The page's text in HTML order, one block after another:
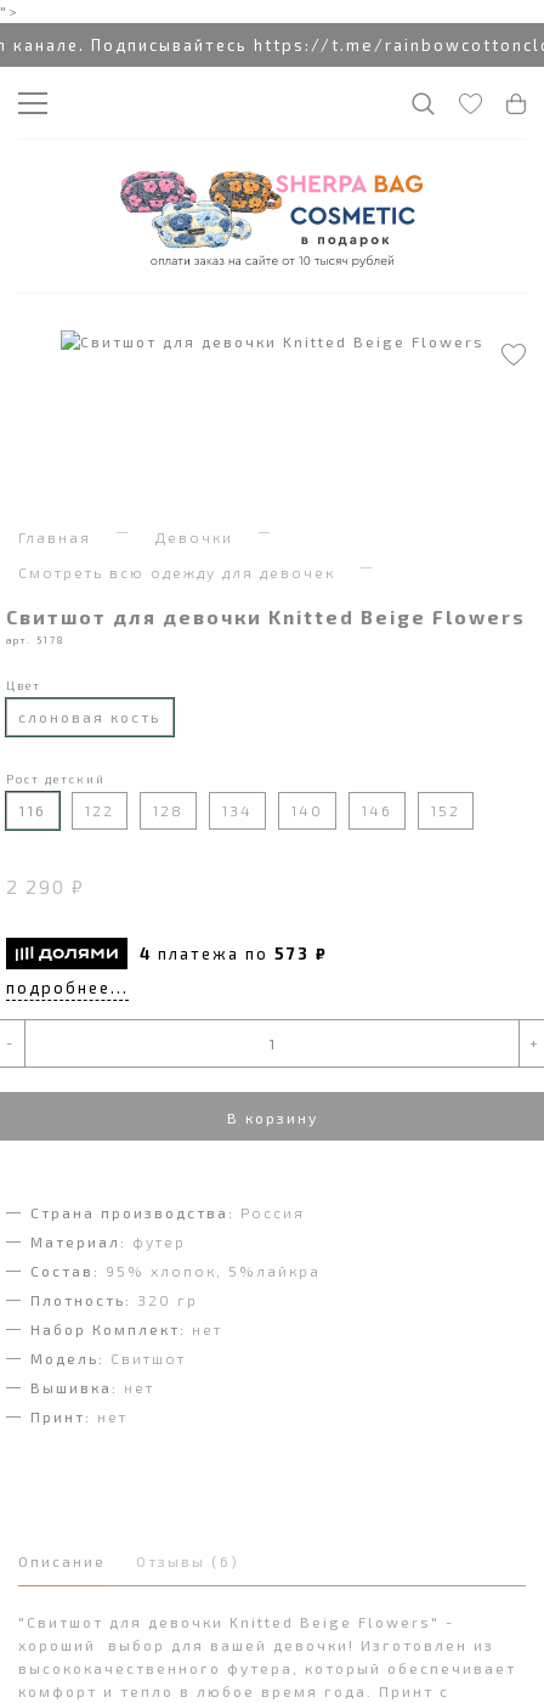
">
Подписывайтесь https://t.me/
Главная Девочки
Смотреть всю одежду для девочек
Свитшот для девочки Knitted Beige Flowers
арт. 5178
Цвет
слоновая кость
Рост детский
116 122 128 134 140 146 152
2 290 ₽
4 платежа по 573 ₽
подробнее...
- +
В корзину
Страна производства:
Россия
Материал:
футер
Состав:
95% хлопок, 5%лайкра
Плотность:
320 гр
Набор Комплект:
нет
Модель:
Свитшот
Вышивка:
нет
Принт:
нет
Описание Отзывы (6)
"Свитшот для девочки Knitted Beige Flowers" -
хороший выбор для вашей девочки! Изготовлен из
высококачественного футера, который обеспечивает
комфорт и тепло в любое время года. Принт с